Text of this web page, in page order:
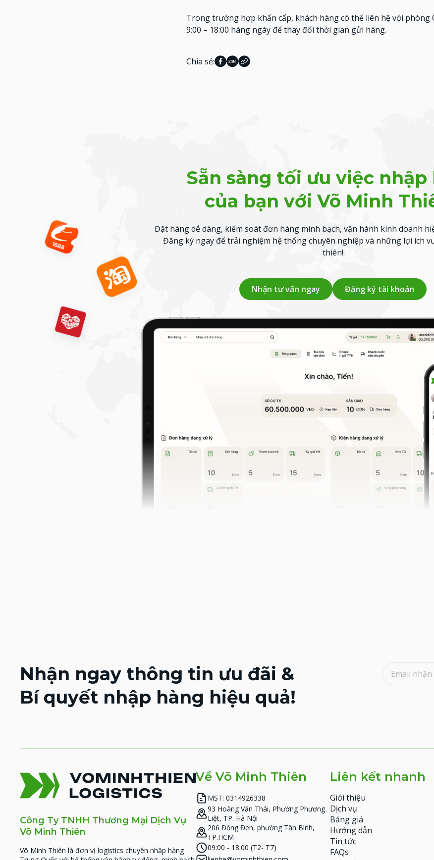
Trong trường hợp khẩn cấp, khách hàng có thể liên hệ với phòng
9:00 – 18:00 hàng ngày để thay đổi thời gian gửi hàng.
Chia sẻ:
Sẵn sàng tối ưu việc nhập
của bạn với Võ Minh
Đặt hàng dễ dàng, kiểm soát đơn hàng minh bạch, vận hành kinh doanh
Đăng ký ngay để trải nghiệm hệ thống chuyên nghiệp và những lợi ích
thiên!
Nhận tư vấn ngay Đăng ký tài khoản
Nhận ngay thông tin ưu đãi &
Bí quyết nhập hàng hiệu quả!
Công Ty TNHH Thương Mại Dịch Vụ
Võ Minh Thiên
Võ Minh Thiên là đơn vị logistics chuyên nhập hàng
Về Võ Minh Thiên
MST: 0314926338
93 Hoàng Văn Thái, Phường Phương
Liệt, TP. Hà Nội
206 Đồng Đen, phường Tân Bình,
TP.HCM
09:00 - 18:00 (T2- T7)
Liên kết nhanh
Giới thiệu
Dịch vụ
Bảng giá
Hướng dẫn
Tin tức
FAQs